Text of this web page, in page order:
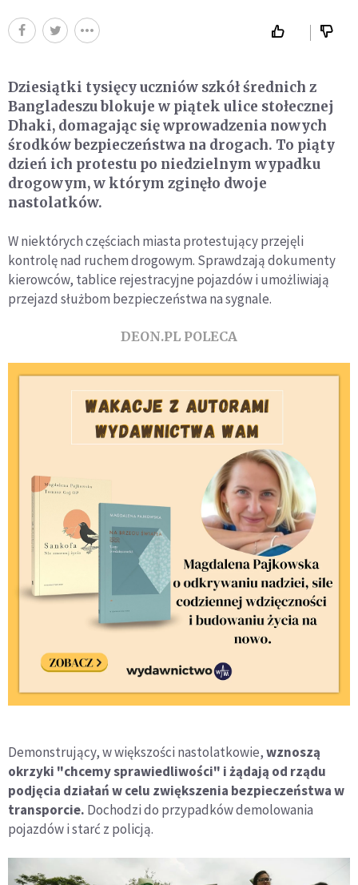
Dziesiątki tysięcy uczniów szkół średnich z
Bangladeszu blokuje w piątek ulice stołecznej
Dhaki, domagając się wprowadzenia nowych
środków bezpieczeństwa na drogach. To piąty
dzień ich protestu po niedzielnym wypadku
drogowym, w którym zginęło dwoje
nastolatków.
W niektórych częściach miasta protestujący przejęli
kontrolę nad ruchem drogowym. Sprawdzają dokumenty
kierowców, tablice rejestracyjne pojazdów i umożliwiają
przejazd służbom bezpieczeństwa na sygnale.
DEON.PL POLECA
Demonstrujący, w większości nastolatkowie,wznoszą
okrzyki "chcemy sprawiedliwości" i żądają od rządu
podjęcia działań w celu zwiększenia bezpieczeństwa w
transporcie. Dochodzi do przypadków demolowania
pojazdów i starć z policją.